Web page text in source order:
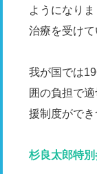
ようになり
治療を受けて
我が国では
囲の負担で
援制度がで
杉良太郎特